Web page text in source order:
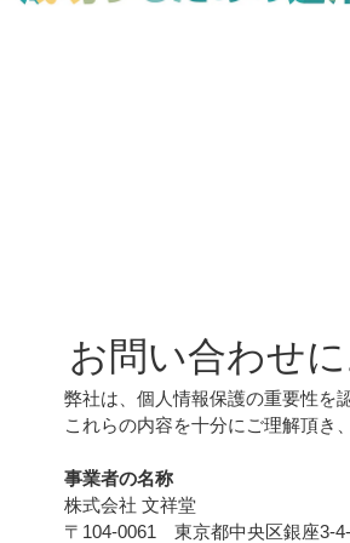
お問い合わせに
弊社は、個人情報保護の重要性を認識
これらの内容を十分にご理解頂き、ご
事業者の名称
株式会社 文祥堂
〒104-0061 東京都中央区銀座3-4-